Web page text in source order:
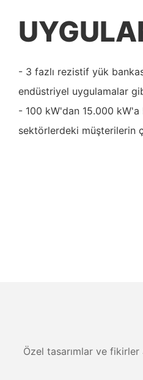
- 3 fazlı rezistif yük
endüstriyel uygulamalar
- 100 kW'dan 15.000 kW'a
sektörlerdeki müşterilerin
Özel tasarımlar ve